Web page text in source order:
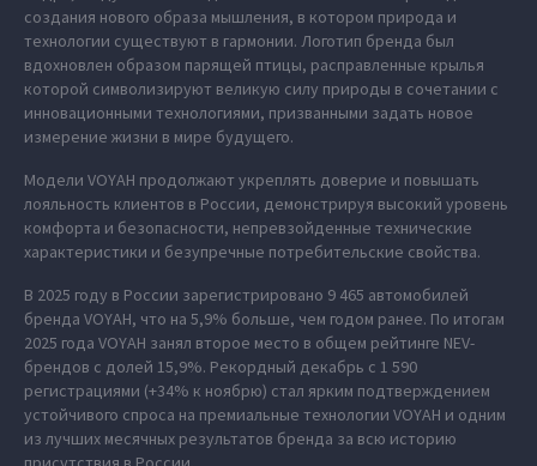
создания нового образа мышления, в котором природа и
технологии существуют в гармонии. Логотип бренда был
вдохновлен образом парящей птицы, расправленные крылья
которой символизируют великую силу природы в сочетании с
инновационными технологиями, призванными задать новое
измерение жизни в мире будущего.
Модели VOYAH продолжают укреплять доверие и повышать
лояльность клиентов в России, демонстрируя высокий уровень
комфорта и безопасности, непревзойденные технические
характеристики и безупречные потребительские свойства.
В 2025 году в России зарегистрировано 9 465 автомобилей
бренда VOYAH, что на 5,9% больше, чем годом ранее. По итогам
2025 года VOYAH занял второе место в общем рейтинге NEV-
брендов с долей 15,9%. Рекордный декабрь с 1 590
регистрациями (+34% к ноябрю) стал ярким подтверждением
устойчивого спроса на премиальные технологии VOYAH и одним
из лучших месячных результатов бренда за всю историю